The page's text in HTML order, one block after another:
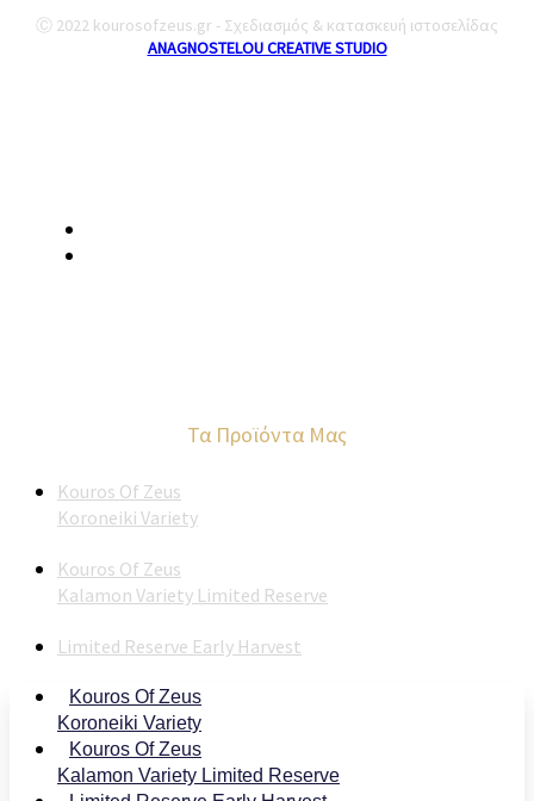
Ⓒ 2022 kourosofzeus.gr - Σχεδιασμός & κατασκευή ιστοσελίδας
ANAGNOSTELOU CREATIVE STUDIO
Τα Προϊόντα Μας
Kouros Of Zeus
Koroneiki Variety
Kouros Of Zeus
Kalamon Variety Limited Reserve
Limited Reserve Early Harvest
Kouros Of Zeus
Koroneiki Variety
Kouros Of Zeus
Kalamon Variety Limited Reserve